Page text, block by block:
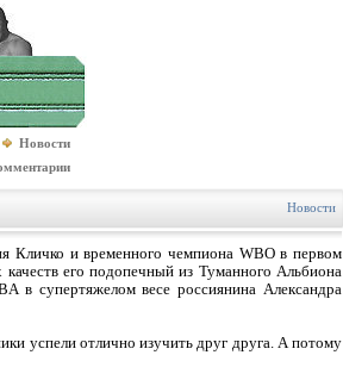
Новости
Новости
Кличко и временного чемпиона WBO в первом
его подопечный из Туманного Альбиона
супертяжелом весе россиянина Александра
успели отлично изучить друг друга. А потому